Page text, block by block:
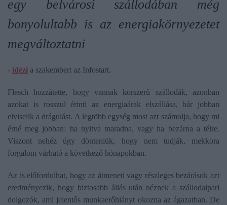
egy belvárosi szállodában még
bonyolultabb is az energiakörnyezetet
megváltoztatni
- idézi a szakembert az Infostart.
Flesch hozzátette, hogy vannak korszerű szállodák, azonban
azokat is rosszul érinti az energiaárak elszállása, bár jobban
elviselik a drágulást. A legtöbb egység most azt számolja, hogy mi
érné meg jobban: ha nyitva maradna, vagy ha bezárna a télre.
Viszont nehéz úgy dönteniük, hogy nem tudják, mekkora
forgalom várható a következő hónapokban.
Az is előfordulhat, hogy az átmeneti vagy részleges bezárások azt
eredményezik, hogy biztosabb állás után néznek a szállodaipari
dolgozók, ami jelentős munkaerőhiányt okozna az ágazatban. De